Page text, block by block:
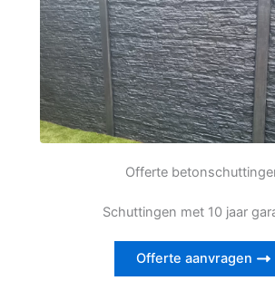
Offerte
Schuttingen met 10 jaar
Offerte aanvragen